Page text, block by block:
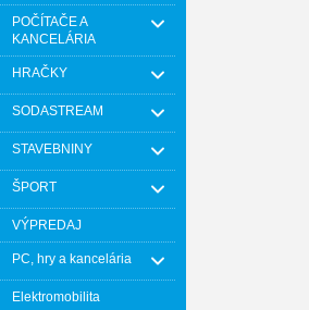
POČÍTAČE A
KANCELÁRIA
HRAČKY
SODASTREAM
STAVEBNINY
ŠPORT
VÝPREDAJ
PC, hry a kancelária
Elektromobilita